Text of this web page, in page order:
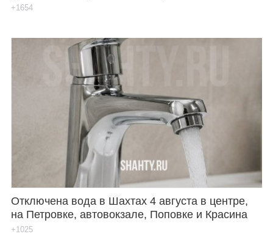
+1654
Отключена вода в Шахтах 4 августа в центре,
на Петровке, автовокзале, Поповке и Красина
+1025